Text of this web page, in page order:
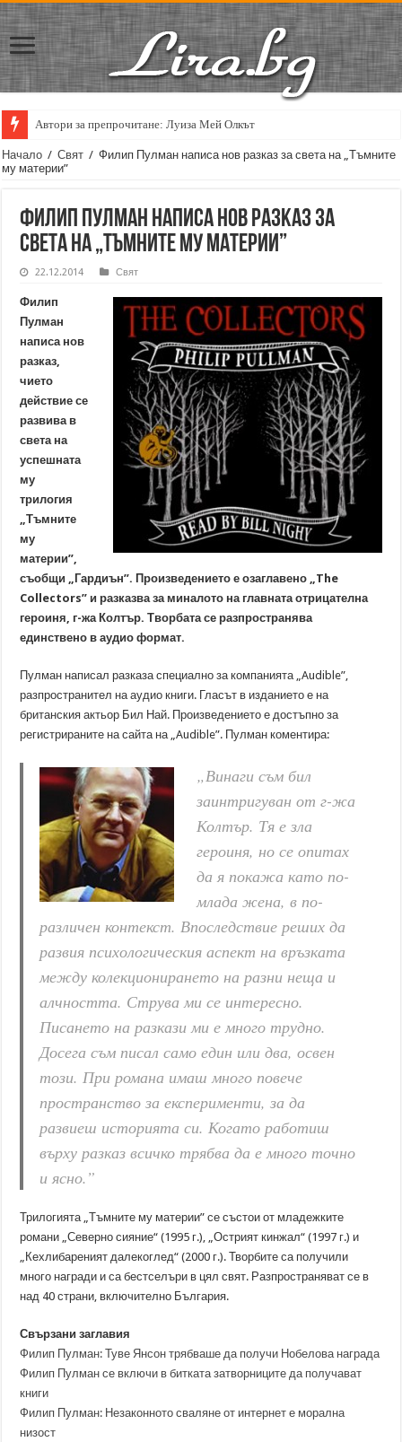
Автори за препрочитане: Луиза Мей Олкът
Начало / Свят / Филип Пулман написа нов разказ за света на „Тъмните
му материи”
Филип Пулман написа нов разказ за
света на „Тъмните му материи”
22.12.2014 Свят
Филип
Пулман
написа нов
разказ,
чието
действие се
развива в
света на
успешната
му
трилогия
„Тъмните
му
материи”,
съобщи „Гардиън”. Произведението е озаглавено „The
Collectors” и разказва за миналото на главната отрицателна
героиня, г-жа Колтър. Творбата се разпространява
единствено в аудио формат.
Пулман написал разказа специално за компанията „Audible”,
разпространител на аудио книги. Гласът в изданието е на
британския актьор Бил Най. Произведението е достъпно за
регистрираните на сайта на „Audible”. Пулман коментира:
„Винаги съм бил
заинтригуван от г-жа
Колтър. Тя е зла
героиня, но се опитах
да я покажа като по-
млада жена, в по-
различен контекст. Впоследствие реших да
развия психологическия аспект на връзката
между колекционирането на разни неща и
алчността. Струва ми се интересно.
Писането на разкази ми е много трудно.
Досега съм писал само един или два, освен
този. При романа имаш много повече
пространство за експерименти, за да
развиеш историята си. Когато работиш
върху разказ всичко трябва да е много точно
и ясно.”
Трилогията „Тъмните му материи” се състои от младежките
романи „Северно сияние“ (1995 г.), „Острият кинжал“ (1997 г.) и
„Кехлибареният далекоглед“ (2000 г.). Творбите са получили
много награди и са бестселъри в цял свят. Разпространяват се в
над 40 страни, включително България.
Свързани заглавия
Филип Пулман: Туве Янсон трябваше да получи Нобелова награда
Филип Пулман се включи в битката затворниците да получават
книги
Филип Пулман: Незаконното сваляне от интернет е морална
низост